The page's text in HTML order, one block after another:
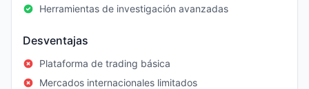
Herramientas de investigación avanzadas
Desventajas
Plataforma de trading básica
Mercados internacionales limitados